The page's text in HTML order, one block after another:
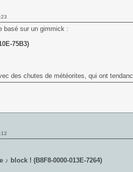
basé sur un gimmick :
75B3)
des chutes de météorites, qui ont
♪ block ! (B8F8-0000-013E-7264)